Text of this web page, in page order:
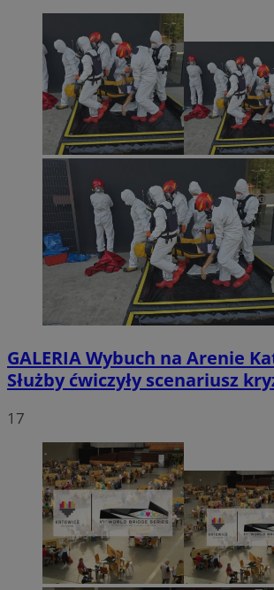
GALERIAWybuch na Arenie
Służby ćwiczyły scenariusz
17